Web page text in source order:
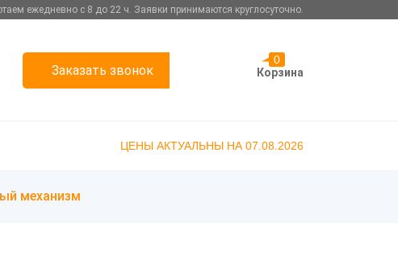
ежедневно с 8 до 22 ч. Заявки принимаются круглосуточно.
Заказать звонок
0
Корзина
ЦЕНЫ АКТУАЛЬНЫ НА 07.08.2026
механизм